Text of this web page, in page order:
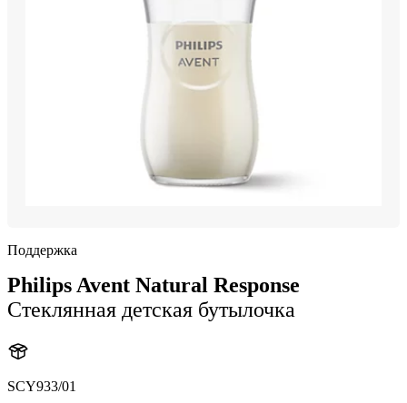
Поддержка
Philips Avent Natural Response
Стеклянная детская бутылочка
SCY933/01